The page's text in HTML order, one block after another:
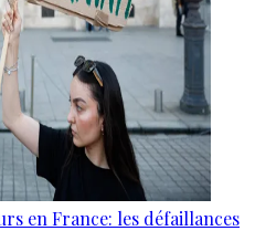
en France: les défaillances